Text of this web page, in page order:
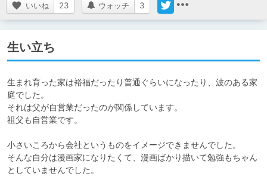
いいね 23 ウォッチ 3
生い立ち
生まれ育った家は裕福だったり普通ぐらいになったり、波のある家
庭でした。
それは父が自営業だったのが関係しています。
祖父も自営業です。
小さいころから会社というものをイメージできませんでした。
そんな自分は漫画家になりたくて、漫画ばかり描いて勉強もちゃん
としていませんでした。